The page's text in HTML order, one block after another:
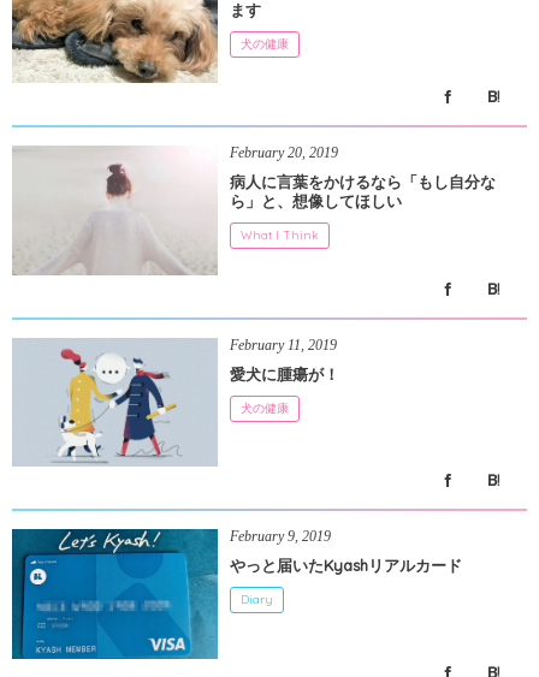
ます
犬の健康
February 20,2019
病人に言葉をかけるなら「もし自分な
ら」と、想像してほしい
What I Think
February 11,2019
愛犬に腫瘍が！
犬の健康
February 9,2019
やっと届いたKyashリアルカード
Diary